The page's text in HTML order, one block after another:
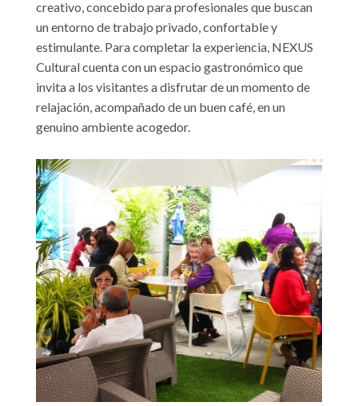
creativo, concebido para profesionales que buscan
un entorno de trabajo privado, confortable y
estimulante. Para completar la experiencia, NEXUS
Cultural cuenta con un espacio gastronómico que
invita a los visitantes a disfrutar de un momento de
relajación, acompañado de un buen café, en un
genuino ambiente acogedor.